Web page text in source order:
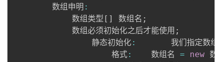
      	数组申明
:
      		数组类型
[ ] 数组名 ;
      		数组必须初始化之后才能使用
;
      			静态初始化
:
我们指定数
      				格式
:
	数组名
= new 数